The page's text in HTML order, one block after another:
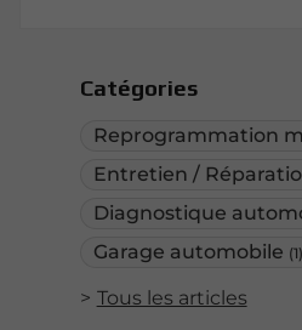
Catégories
Reprogrammation
Entretien /
Diagnostique
Garage automobile (1)
Tous les articles